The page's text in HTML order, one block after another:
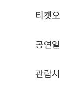
티켓
공연
관람